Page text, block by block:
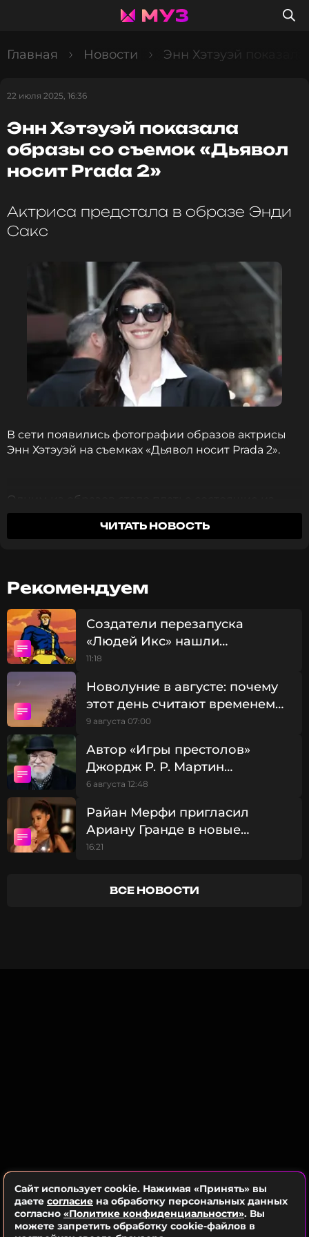
Главная Новости Энн Хэтэуэй
22 июля 2025, 16:36
Энн Хэтэуэй показала
образы со съемок «Дьявол
носит Prada 2»
Актриса предстала в образе Энди
Сакс
В сети появились фотографии образов актрисы
Энн Хэтэуэй на съемках «Дьявол носит Prada 2».
Одним из образов стало платье состоящие из
цветных фрагментов.
ЧИТАТЬ НОВОСТЬ
Рекомендуем
Создатели перезапуска
«Людей Икс» нашли
претендента на роль Циклопа
11:18
Новолуние в августе: почему
этот день считают временем
больших перемен
9 августа 07:00
Автор «Игры престолов»
Джордж Р. Р. Мартин
рассказал о борьбе с
6 августа 12:48
Райан Мерфи пригласил
Ариану Гранде в новые
сезоны «Американской
16:21
ВСЕ НОВОСТИ
Сайт использует cookie. Нажимая «Принять» вы
даете согласие на обработку персональных данных
согласно «Политике конфиденциальности». Вы
можете запретить обработку cookie-файлов в